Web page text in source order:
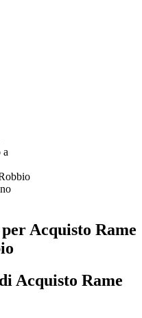
a
Acquisto Rame
Acquisto Rame